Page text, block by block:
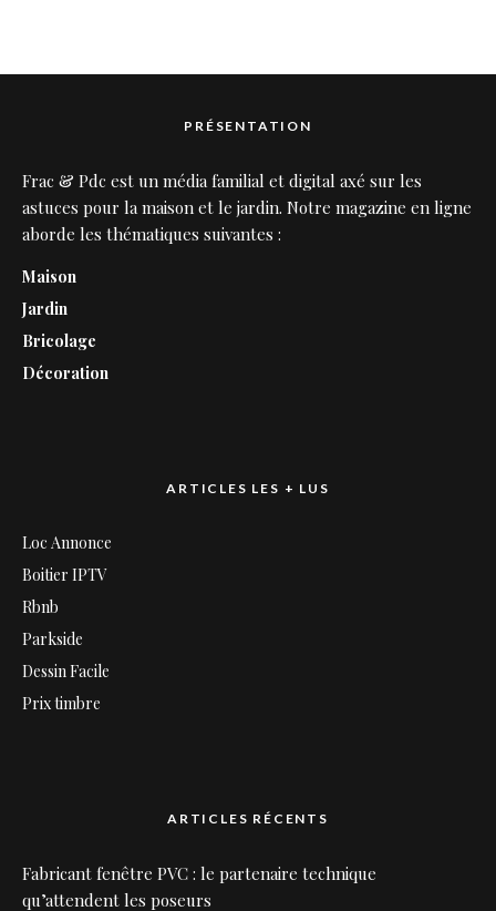
PRÉSENTATION
Frac & Pdc est un média familial et digital axé sur les
astuces pour la maison et le jardin. Notre magazine en ligne
aborde les thématiques suivantes :
Maison
Jardin
Bricolage
Décoration
ARTICLES LES + LUS
Loc Annonce
Boitier IPTV
Rbnb
Parkside
Dessin Facile
Prix timbre
ARTICLES RÉCENTS
Fabricant fenêtre PVC : le partenaire technique
qu’attendent les poseurs